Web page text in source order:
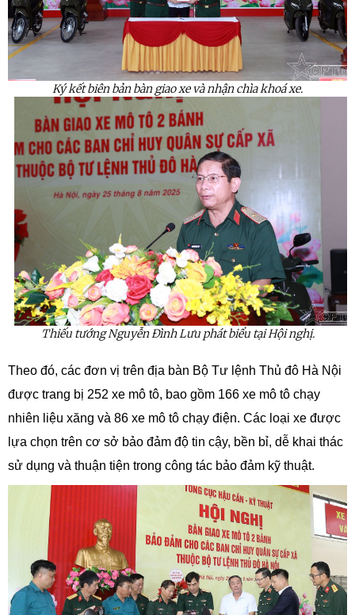
Ký kết biên bản bàn giao xe và nhận chìa khoá xe.
Thiếu tướng Nguyễn Đình Lưu phát biểu tại Hội nghị.
Theo đó, các đơn vị trên địa bàn Bộ Tư lệnh Thủ đô Hà Nội
được trang bị 252 xe mô tô, bao gồm 166 xe mô tô chạy
nhiên liệu xăng và 86 xe mô tô chạy điện. Các loại xe được
lựa chọn trên cơ sở bảo đảm độ tin cậy, bền bỉ, dễ khai thác
sử dụng và thuận tiện trong công tác bảo đảm kỹ thuật.